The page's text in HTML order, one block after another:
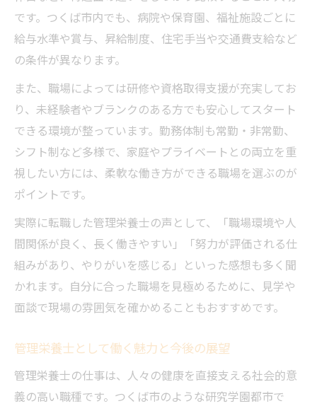
です。つくば市内でも、病院や保育園、福祉施設ごとに
給与水準や賞与、昇給制度、住宅手当や交通費支給など
の条件が異なります。
また、職場によっては研修や資格取得支援が充実してお
り、未経験者やブランクのある方でも安心してスタート
できる環境が整っています。勤務体制も常勤・非常勤、
シフト制など多様で、家庭やプライベートとの両立を重
視したい方には、柔軟な働き方ができる職場を選ぶのが
ポイントです。
実際に転職した管理栄養士の声として、「職場環境や人
間関係が良く、長く働きやすい」「努力が評価される仕
組みがあり、やりがいを感じる」といった感想も多く聞
かれます。自分に合った職場を見極めるために、見学や
面談で現場の雰囲気を確かめることもおすすめです。
管理栄養士として働く魅力と今後の展望
管理栄養士の仕事は、人々の健康を直接支える社会的意
義の高い職種です。つくば市のような研究学園都市で